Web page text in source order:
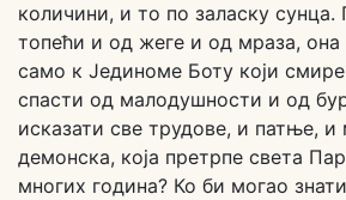
количини, и то по заласку сунца.
топећи и од жеге и од мраза,
само к Јединоме Боту који
спасти од малодушности и од
исказати све трудове, и патње,
демонска, која претрпе света
многих година? Ко би могао